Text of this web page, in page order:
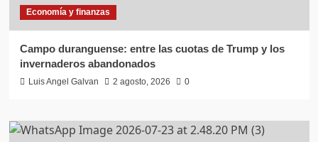
Economía y finanzas
Campo duranguense: entre las cuotas de Trump y los
invernaderos abandonados
Luis Angel Galvan 2 agosto, 2026 0